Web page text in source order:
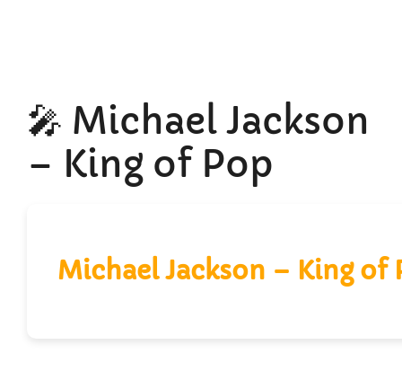
🎤 Michael Jackson
– King of Pop
Michael Jackson – King of